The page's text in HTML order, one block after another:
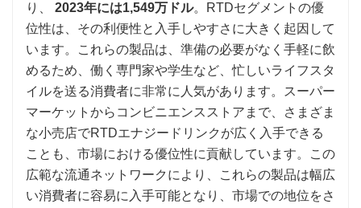
り、 2023年には1,549万ドル。RTDセグメントの優
位性は、その利便性と入手しやすさに大きく起因して
います。これらの製品は、準備の必要がなく手軽に飲
めるため、働く専門家や学生など、忙しいライフスタ
イルを送る消費者に非常に人気があります。スーパー
マーケットからコンビニエンスストアまで、さまざま
な小売店でRTDエナジードリンクが広く入手できる
ことも、市場における優位性に貢献しています。この
広範な流通ネットワークにより、これらの製品は幅広
い消費者に容易に入手可能となり、市場での地位をさ